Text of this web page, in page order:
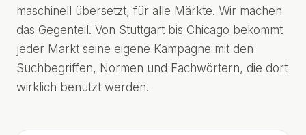
maschinell übersetzt, für alle Märkte. Wir machen
das Gegenteil. Von Stuttgart bis Chicago bekommt
jeder Markt seine eigene Kampagne mit den
Suchbegriffen, Normen und Fachwörtern, die dort
wirklich benutzt werden.